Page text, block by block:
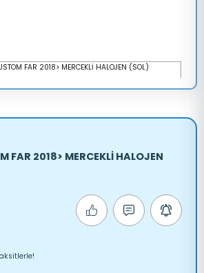
FAR 2018> MERCEKLİ HALOJEN